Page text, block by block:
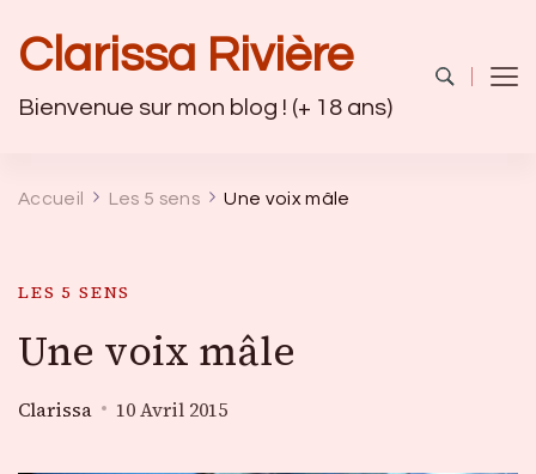
Clarissa Rivière
Bienvenue sur mon blog ! (+ 18 ans)
Accueil Les 5 sens Une voix mâle
LES 5 SENS
Une voix mâle
Clarissa 10 Avril 2015